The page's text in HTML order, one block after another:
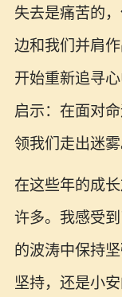
失去是痛苦的
边和我们并肩
开始重新追寻
启示：在面对
领我们走出迷雾
在这些年的成
许多。我感受
的波涛中保持
坚持，还是小